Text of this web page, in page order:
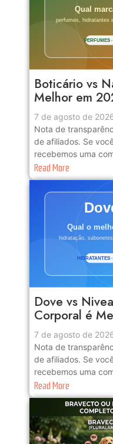
Boticário vs
Melhor em
7 de agosto de
Nota de
de afiliados. Se
recebemos uma
Read More
Dove vs
Corporal é
7 de agosto de
Nota de
de afiliados. Se
recebemos uma
Read More